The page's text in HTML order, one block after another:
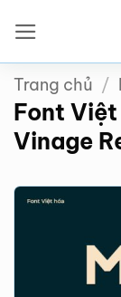
qua
nội
dung
Trang chủ /
Font
Vinage